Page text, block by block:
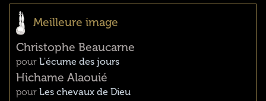
Meilleure image
Christophe Beaucarne
pour L'écume des jours
Hichame Alaouié
pour Les chevaux de Dieu